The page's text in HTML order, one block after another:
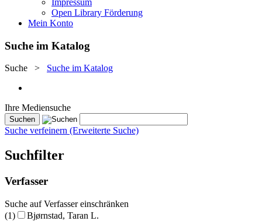
Impressum
Open Library Förderung
Mein Konto
Suche im Katalog
Suche > Suche im Katalog
Ihre Mediensuche
Suche verfeinern (Erweiterte Suche)
Suchfilter
Verfasser
Suche auf Verfasser einschränken
(1)
Bjørnstad, Taran L.